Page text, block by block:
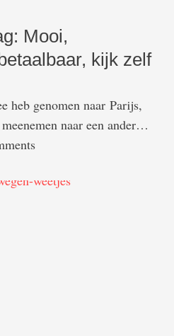
Mooi,
kijk zelf
heb genomen naar Parijs,
naar een andere
een citytrip waard is:
naar een